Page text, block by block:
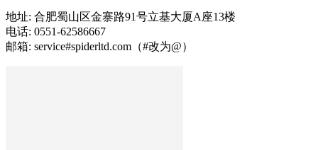
地址: 合肥蜀山区金寨路91号立基大厦A座13楼
电话: 0551-62586667
邮箱: service#spiderltd.com（#改为@）